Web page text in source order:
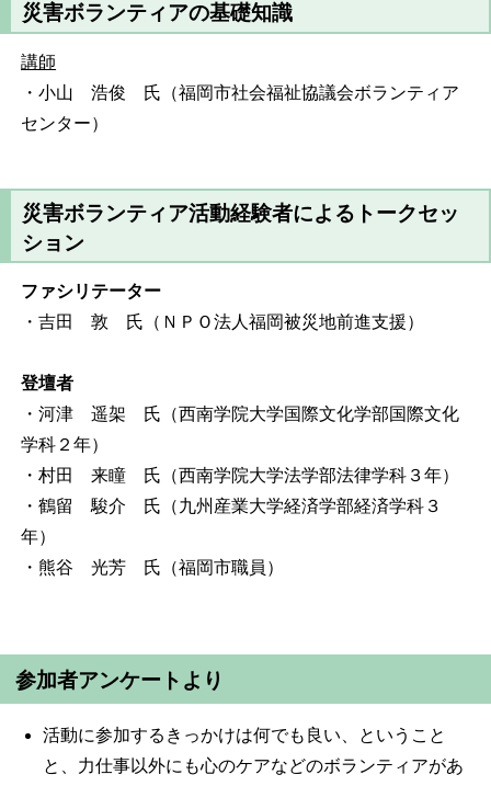
災害ボランティアの基礎知識
講師
・小山 浩俊 氏（福岡市社会福祉協議会ボランティア
センター）
災害ボランティア活動経験者によるトークセッ
ション
ファシリテーター
・吉田 敦 氏（ＮＰＯ法人福岡被災地前進支援）
登壇者
・河津 遥架 氏（西南学院大学国際文化学部国際文化
学科２年）
・村田 来瞳 氏（西南学院大学法学部法律学科３年）
・鶴留 駿介 氏（九州産業大学経済学部経済学科３
年）
・熊谷 光芳 氏（福岡市職員）
参加者アンケートより
活動に参加するきっかけは何でも良い、ということ
と、力仕事以外にも心のケアなどのボランティアがあ